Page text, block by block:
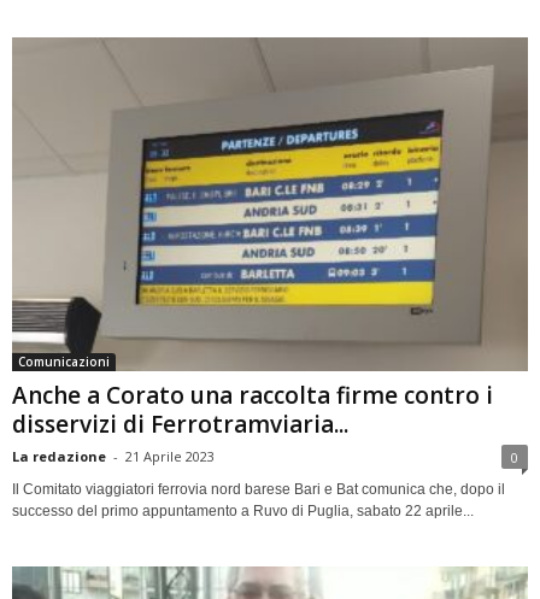
Comunicazioni
Anche a Corato una raccolta firme contro i
disservizi di Ferrotramviaria...
La redazione - 21 Aprile 2023 0
Il Comitato viaggiatori ferrovia nord barese Bari e Bat comunica che, dopo il
successo del primo appuntamento a Ruvo di Puglia, sabato 22 aprile...